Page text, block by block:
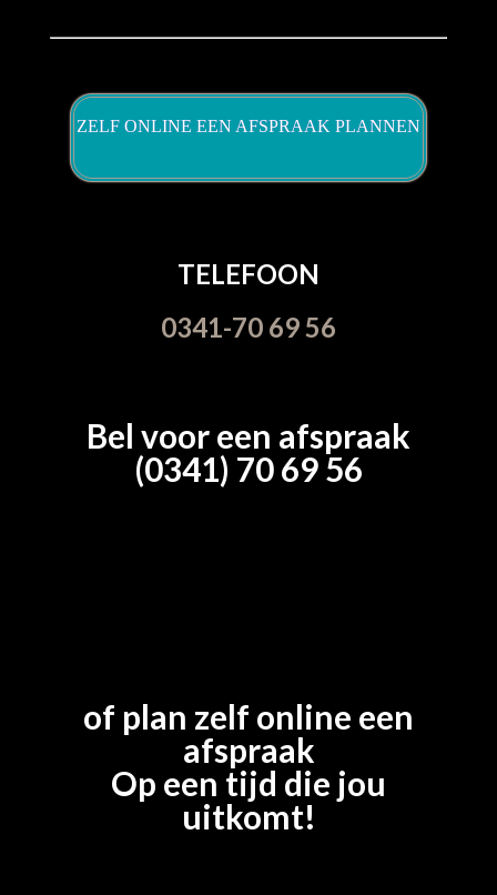
ZELF ONLINE EEN AFSPRAAK PLANNEN
TELEFOON
0341-70 69 56
Bel voor een afspraak
(0341) 70 69 56
of plan zelf online een
afspraak
Op een tijd die jou
uitkomt!